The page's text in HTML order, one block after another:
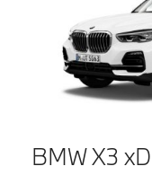
BMW X3